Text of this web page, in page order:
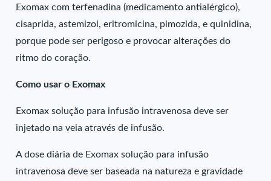
Exomax com terfenadina (medicamento antialérgico),
cisaprida, astemizol, eritromicina, pimozida, e quinidina,
porque pode ser perigoso e provocar alterações do
ritmo do coração.
Como usar o Exomax
Exomax solução para infusão intravenosa deve ser
injetado na veia através de infusão.
A dose diária de Exomax solução para infusão
intravenosa deve ser baseada na natureza e gravidade